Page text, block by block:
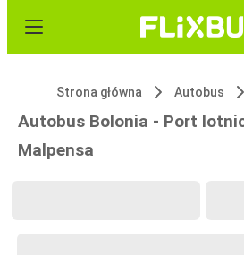
Strona główna Autobus
Autobus Bolonia - Port
Malpensa